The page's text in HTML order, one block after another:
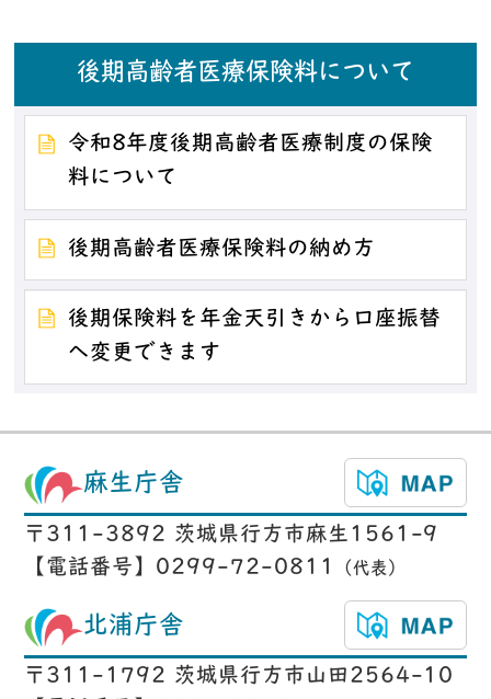
後期高齢者医療保険料について
令和8年度後期高齢者医療制度の保険
料について
後期高齢者医療保険料の納め方
後期保険料を年金天引きから口座振替
へ変更できます
麻生庁舎
〒311-3892 茨城県行方市麻生1561-9
【電話番号】0299-72-0811
（代表）
北浦庁舎
〒311-1792 茨城県行方市山田2564-10